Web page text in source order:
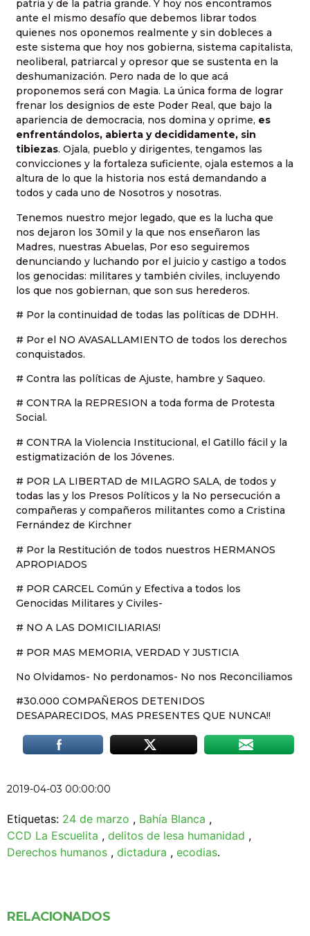
patria y de la patria grande. Y hoy nos encontramos
ante el mismo desafío que debemos librar todos
quienes nos oponemos realmente y sin dobleces a
este sistema que hoy nos gobierna, sistema capitalista,
neoliberal, patriarcal y opresor que se sustenta en la
deshumanización. Pero nada de lo que acá
proponemos será con Magia. La única forma de lograr
frenar los designios de este Poder Real, que bajo la
apariencia de democracia, nos domina y oprime, es
enfrentándolos, abierta y decididamente, sin
tibiezas. Ojala, pueblo y dirigentes, tengamos las
convicciones y la fortaleza suficiente, ojala estemos a la
altura de lo que la historia nos está demandando a
todos y cada uno de Nosotros y nosotras.
Tenemos nuestro mejor legado, que es la lucha que
nos dejaron los 30mil y la que nos enseñaron las
Madres, nuestras Abuelas, Por eso seguiremos
denunciando y luchando por el juicio y castigo a todos
los genocidas: militares y también civiles, incluyendo
los que nos gobiernan, que son sus herederos.
# Por la continuidad de todas las políticas de DDHH.
# Por el NO AVASALLAMIENTO de todos los derechos
conquistados.
# Contra las políticas de Ajuste, hambre y Saqueo.
# CONTRA la REPRESION a toda forma de Protesta
Social.
# CONTRA la Violencia Institucional, el Gatillo fácil y la
estigmatización de los Jóvenes.
# POR LA LIBERTAD de MILAGRO SALA, de todos y
todas las y los Presos Políticos y la No persecución a
compañeras y compañeros militantes como a Cristina
Fernández de Kirchner
# Por la Restitución de todos nuestros HERMANOS
APROPIADOS
# POR CARCEL Común y Efectiva a todos los
Genocidas Militares y Civiles-
# NO A LAS DOMICILIARIAS!
# POR MAS MEMORIA, VERDAD Y JUSTICIA
No Olvidamos- No perdonamos- No nos Reconciliamos
#30.000 COMPAÑEROS DETENIDOS
DESAPARECIDOS, MAS PRESENTES QUE NUNCA!!
2019-04-03 00:00:00
Etiquetas: 24 de marzo , Bahía Blanca ,
CCD La Escuelita , delitos de lesa humanidad ,
Derechos humanos , dictadura , ecodias.
RELACIONADOS